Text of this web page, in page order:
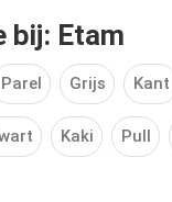
bij: Etam
Parel Grijs Kant
Kaki Pull